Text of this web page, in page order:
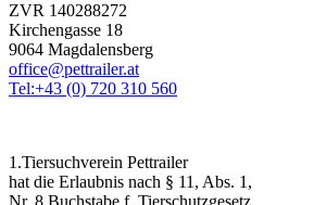
ZVR 140288272
Kirchengasse 18
9064 Magdalensberg
office@pettrailer.at
Tel:+43 (0) 720 310 560
1.Tiersuchverein Pettrailer
hat die Erlaubnis nach § 11, Abs. 1,